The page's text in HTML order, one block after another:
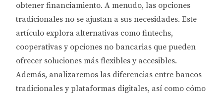
obtener financiamiento. A menudo, las opciones
tradicionales no se ajustan a sus necesidades. Este
artículo explora alternativas como fintechs,
cooperativas y opciones no bancarias que pueden
ofrecer soluciones más flexibles y accesibles.
Además, analizaremos las diferencias entre bancos
tradicionales y plataformas digitales, así como cómo